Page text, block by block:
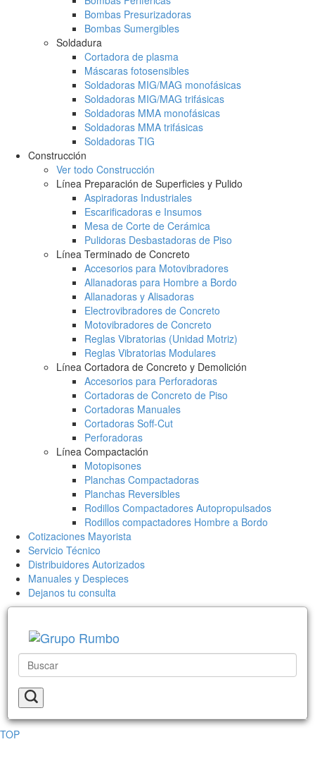
Bombas Presurizadoras
Bombas Sumergibles
Soldadura
Cortadora de plasma
Máscaras fotosensibles
Soldadoras MIG/MAG monofásicas
Soldadoras MIG/MAG trifásicas
Soldadoras MMA monofásicas
Soldadoras MMA trifásicas
Soldadoras TIG
Construcción
Ver todo Construcción
Línea Preparación de Superficies y Pulido
Aspiradoras Industriales
Escarificadoras e Insumos
Mesa de Corte de Cerámica
Pulidoras Desbastadoras de Piso
Línea Terminado de Concreto
Accesorios para Motovibradores
Allanadoras para Hombre a Bordo
Allanadoras y Alisadoras
Electrovibradores de Concreto
Motovibradores de Concreto
Reglas Vibratorias (Unidad Motriz)
Reglas Vibratorias Modulares
Línea Cortadora de Concreto y Demolición
Accesorios para Perforadoras
Cortadoras de Concreto de Piso
Cortadoras Manuales
Cortadoras Soff-Cut
Perforadoras
Línea Compactación
Motopisones
Planchas Compactadoras
Planchas Reversibles
Rodillos Compactadores Autopropulsados
Rodillos compactadores Hombre a Bordo
Cotizaciones Mayorista
Servicio Técnico
Distribuidores Autorizados
Manuales y Despieces
Dejanos tu consulta
TOP